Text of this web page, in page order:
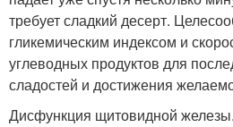
требует сладкий десерт.
гликемическим индексом и
углеводных продуктов для
сладостей и достижения
Дисфункция щитовидной железы.